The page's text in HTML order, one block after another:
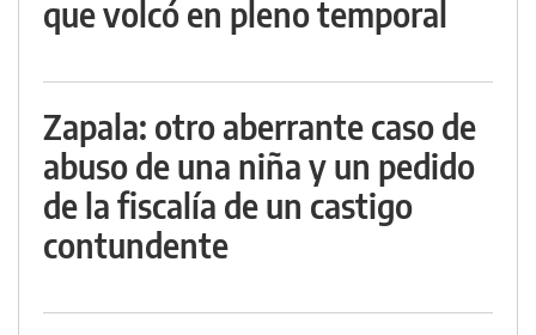
que volcó en pleno temporal
Zapala: otro aberrante caso de
abuso de una niña y un pedido
de la fiscalía de un castigo
contundente